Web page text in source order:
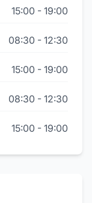
15:00 - 19:00
08:30 - 12:30
15:00 - 19:00
08:30 - 12:30
15:00 - 19:00